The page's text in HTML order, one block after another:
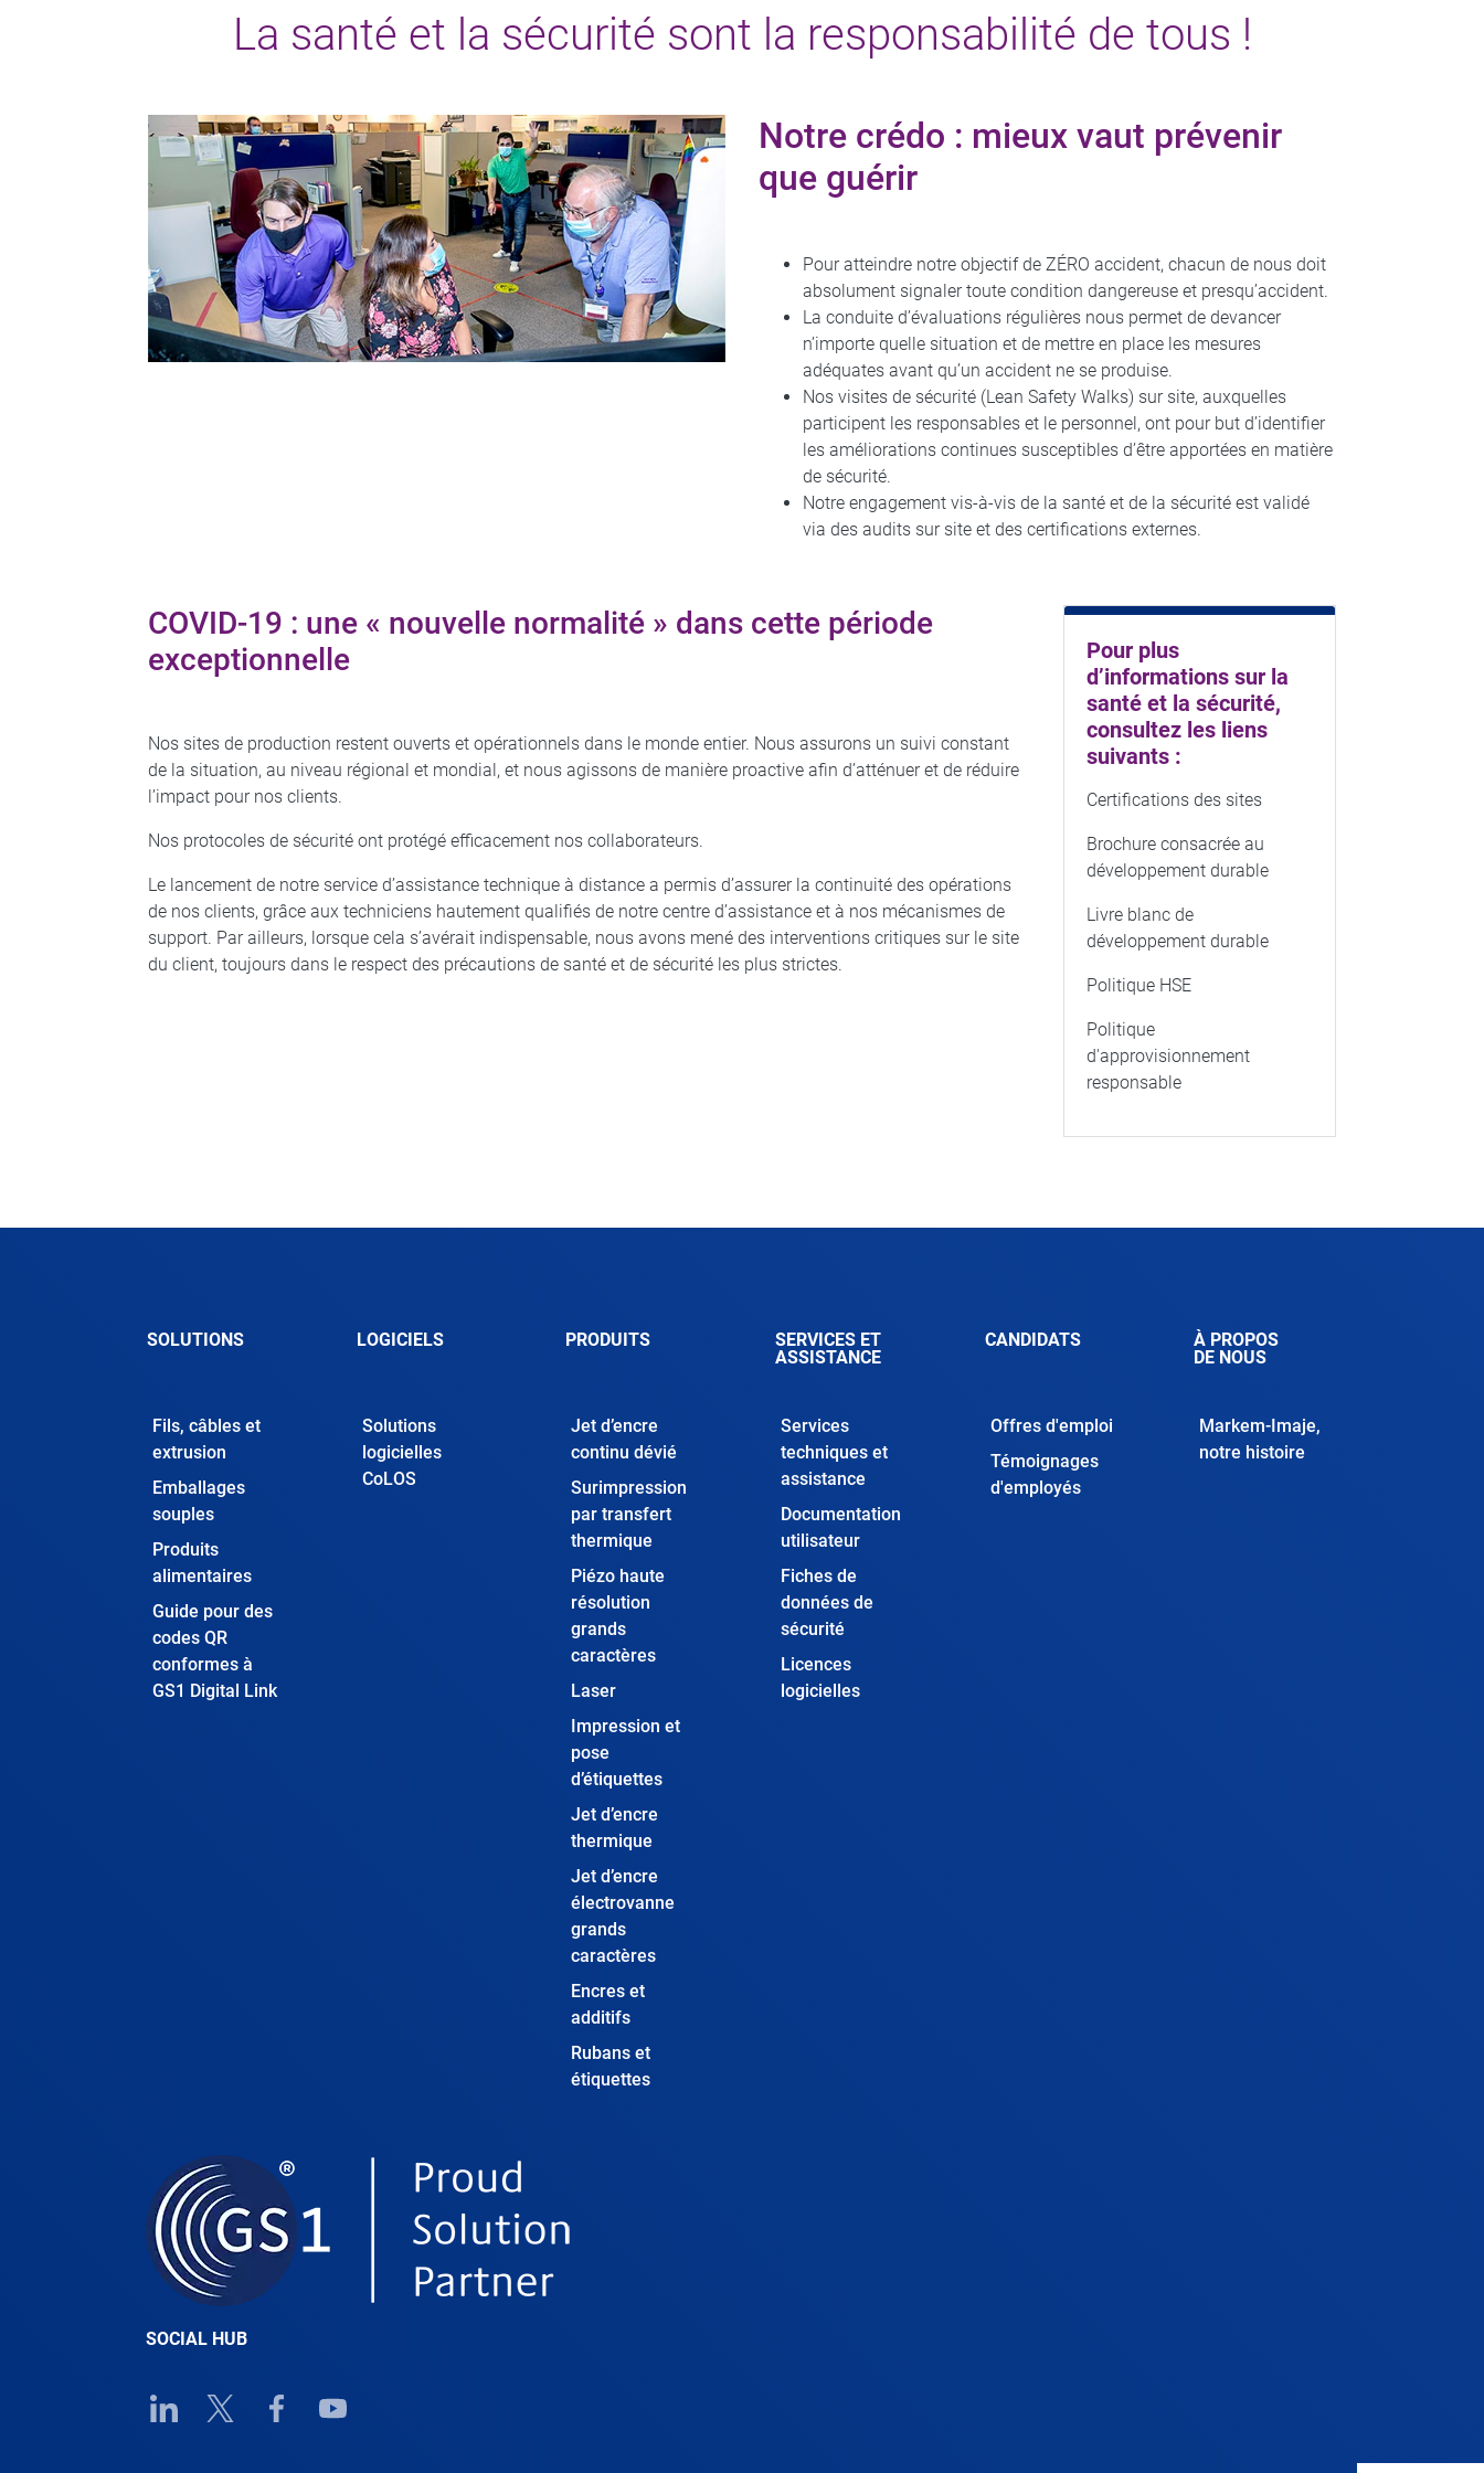
La santé et la sécurité sont la responsabilité de tous !​
Notre crédo : mieux vaut prévenir
que guérir
Pour atteindre notre objectif de ZÉRO accident, chacun de nous doit
absolument signaler toute condition dangereuse et presqu’accident.
La conduite d’évaluations régulières nous permet de devancer
n’importe quelle situation et de mettre en place les mesures
adéquates avant qu’un accident ne se produise.
Nos visites de sécurité (Lean Safety Walks) sur site, auxquelles
participent les responsables et le personnel, ont pour but d’identifier
les améliorations continues susceptibles d’être apportées en matière
de sécurité.
Notre engagement vis-à-vis de la santé et de la sécurité est validé
via des audits sur site et des certifications externes.
COVID-19 : une « nouvelle normalité » dans cette période
exceptionnelle
Nos sites de production restent ouverts et opérationnels dans le monde entier. Nous assurons un suivi constant
de la situation, au niveau régional et mondial, et nous agissons de manière proactive afin d’atténuer et de réduire
l’impact pour nos clients.
Nos protocoles de sécurité ont protégé efficacement nos collaborateurs.
Le lancement de notre service d’assistance technique à distance a permis d’assurer la continuité des opérations
de nos clients, grâce aux techniciens hautement qualifiés de notre centre d’assistance et à nos mécanismes de
support. Par ailleurs, lorsque cela s’avérait indispensable, nous avons mené des interventions critiques sur le site
du client, toujours dans le respect des précautions de santé et de sécurité les plus strictes.
Pour plus
d’informations sur la
santé et la sécurité,
consultez les liens
suivants :
Certifications des sites
Brochure consacrée au
développement durable
Livre blanc de
développement durable
Politique HSE
Politique
d'approvisionnement
responsable
SOLUTIONS
Fils, câbles et
extrusion
Emballages
souples
Produits
alimentaires
Guide pour des
codes QR
conformes à
GS1 Digital Link
LOGICIELS
Solutions
logicielles
CoLOS
PRODUITS
Jet d’encre
continu dévié
Surimpression
par transfert
thermique
Piézo haute
résolution
grands
caractères
Laser
Impression et
pose
d’étiquettes
Jet d’encre
thermique
Jet d’encre
électrovanne
grands
caractères
Encres et
additifs
Rubans et
étiquettes
SERVICES ET
ASSISTANCE
Services
techniques et
assistance
Documentation
utilisateur
Fiches de
données de
sécurité
Licences
logicielles
CANDIDATS
Offres d'emploi
Témoignages
d'employés
À PROPOS
DE NOUS
Markem-Imaje,
notre histoire
SOCIAL HUB
Linkedin URL link
Twitter URL linkFacebook URL link
Youtube URL link